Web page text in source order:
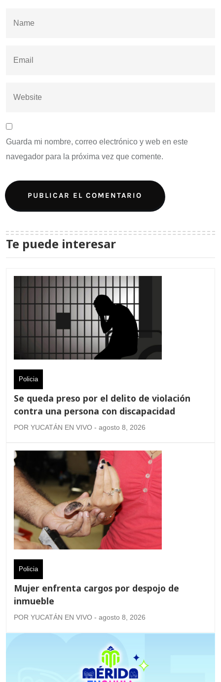
Guarda mi nombre, correo electrónico y web en este
navegador para la próxima vez que comente.
Te puede interesar
Policia
Se queda preso por el delito de violación
contra una persona con discapacidad
POR YUCATÁN EN VIVO - agosto 8, 2026
Policia
Mujer enfrenta cargos por despojo de
inmueble
POR YUCATÁN EN VIVO - agosto 8, 2026